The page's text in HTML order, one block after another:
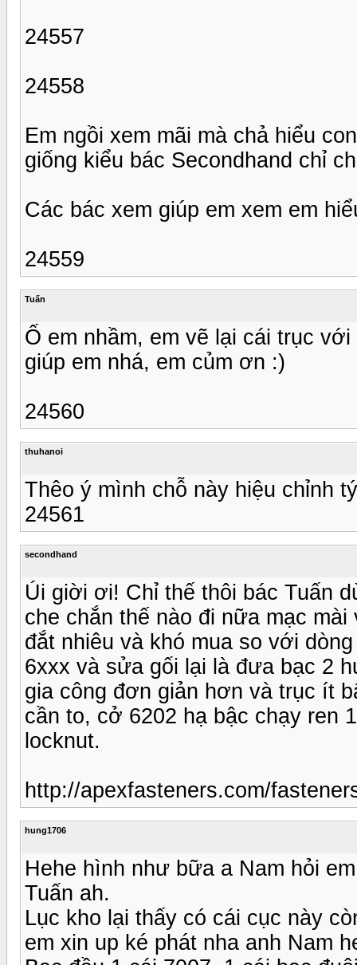
24557
24558
Em ngồi xem mãi mà chả hiểu
giống kiểu bác Secondhand chỉ
Các bác xem giúp em xem em
24559
Tuấn
Ố em nhầm, em vẽ lại cái trục
giúp em nhá, em củm ơn :)
24560
thuhanoi
Thêo ý mình chỗ này hiệu chỉnh
24561
secondhand
Úi giời ơi! Chỉ thế thôi bác Tuấn
che chắn thế nào đi nữa mạc
đắt nhiêu và khó mua so với
6xxx và sửa gối lại là đưa bạc 2
gia công đơn giản hơn và trục ít
cần to, cở 6202 hạ bậc chạy ren
locknut.
http://apexfasteners.com/
hung1706
Hehe hình như bữa a Nam hỏi
Tuấn ah.
Lục kho lại thấy có cái cục này
em xin up ké phát nha anh Nam